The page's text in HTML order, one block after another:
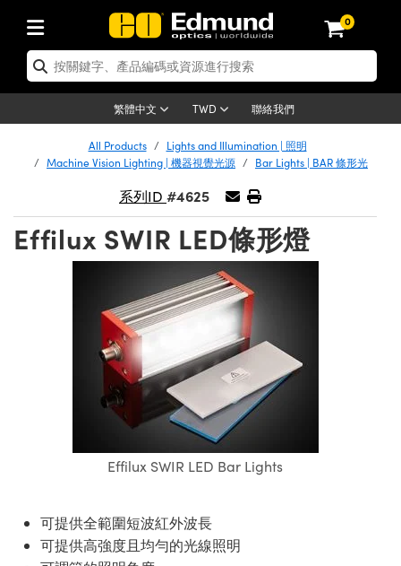
0
繁體中文 TWD 聯絡我們
| 光學產品
| 光學濾光片
Optics | 偏振光學元件
| 繞射光柵
| 光學組装
Components | SCHOTT 光
| 紅外線光學產品
Optics | 雷射光學
| 雷射濾光片
| 超快光學
Assemblies | 雷射光學元件組
Shaping | 雷射光束整形
| 雷射顯微鏡
Isolators | 晶體和隔離器
| 雷射偏光片
| 光機組件
System | 光學籠式系統
| 臺式系統
and Breadboards | 光學平臺
| 電動平臺
and Slides | 平臺和滑塊
| 光圈類
| 顯微鏡
| Mitutoyo 物鏡
| Nikon 物鏡
| ZEISS 物鏡
Upright Microscopes
Objectives
Objectives | 有限共軛物鏡
| 反射物鏡
Objectives
Lighting |顯微鏡照明
| 雷射
and Electronics | 雷射
| 雷射用光機模組
| 雷射配件
| 實驗室和生產線
Lenses | 成像鏡頭
Lenses | 定焦鏡頭
| 遠心鏡頭
Magnification Lenses
Lenses for Harsh Environments
and Advanced
| 影視製作和高級攝影
Accessories | 成像鏡頭配件
| 相機
Cameras | Gigabit乙太網相
Cameras | Teledyne Dalsa
Microscopy Cameras
Cameras | Allied Vision 相機
Cameras | IDS 相機
Labs Cameras™ | Lucid Vision
| Pixelink 相機
and Illumination | 照明
Lighting | 機器視覺光源
Lighting |顯微鏡照明
| 雷射光源
Sources | 其他光源
Accessories | 光源配件
Targets | 測試板
Targets | 解析度測試板
Targets | 畸變測試版
Level Test Targets | 色卡測試板
and Detection | 測試與監測
| 光學度量
Solutions | 機器視覺方案
and Electronics | 雷射
品
and Roughness Standards | 表
Components | 主動光學元件
and Detection
and Production | 實驗室和生產
| 清潔用品
Handling Tools | 零件夾持用品
| 光學膠
Products | Acktar 黑色吸
| 暗室器材
Accessories | UV固化設備
性裝置
應用選購
| 光譜儀
Imaging
Tomography
By Brand
Products | 新品專區
| 清倉品
| 清倉光學產品
| 清倉顯微鏡
Lenses | 清倉成像鏡頭
| 清倉相機
| 清倉照明
and Detection
Products | 重新認證產
| 重新認證光學產品
| 重新認證光機
| 重新認證雷射
| 重新認證顯微鏡
Lenses | 重新認證成像鏡
| 重新認證相機
| 重新認證照明
and Production | 重新認證實
用品
All Products
Lights and Illumination | 照明
Machine Vision Lighting | 機器視覺光源
Bar Lights | BAR 條形光
系列ID #4625
Effilux SWIR LED條形燈
Effilux SWIR LED Bar Lights
可提供全範圍短波紅外波長
可提供高強度且均勻的光線照明